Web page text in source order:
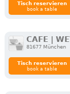
Tisch reservieren
book a table
CAFE |
81677 München
Tisch reservieren
book a table